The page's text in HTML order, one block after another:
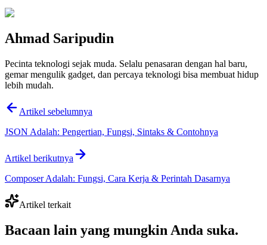
Ahmad Saripudin
Pecinta teknologi sejak muda. Selalu penasaran dengan hal baru,
gemar mengulik gadget, dan percaya teknologi bisa membuat hidup
lebih mudah.
Artikel sebelumnya
JSON Adalah: Pengertian, Fungsi, Sintaks & Contohnya
Artikel berikutnya
Composer Adalah: Fungsi, Cara Kerja & Perintah Dasarnya
Artikel terkait
Bacaan lain yang mungkin Anda suka.